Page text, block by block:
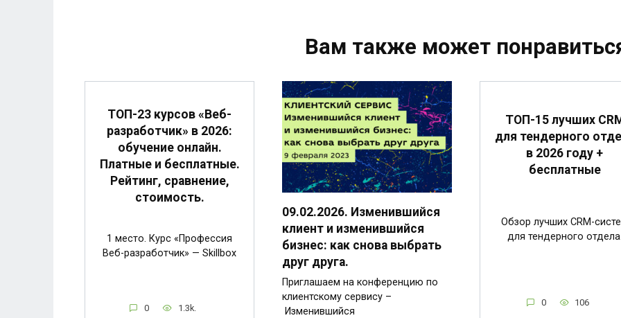
Вам также может
ТОП-23 курсов «Веб-
разработчик» в 2026:
обучение онлайн.
Платные и бесплатные.
Рейтинг, сравнение,
стоимость.
1 место. Курс «Профессия
Веб-разработчик» — Skillbox
0 1.3k.
09.02.2026. Изменившийся
клиент и изменившийся
бизнес: как снова выбрать
друг друга.
Приглашаем на конференцию по
клиентскому сервису –
Изменившийся
ТОП-15 лучших
для тендерного
в 2026 году +
бесплатные
Обзор лучших CRM-
для тендерного
0 106